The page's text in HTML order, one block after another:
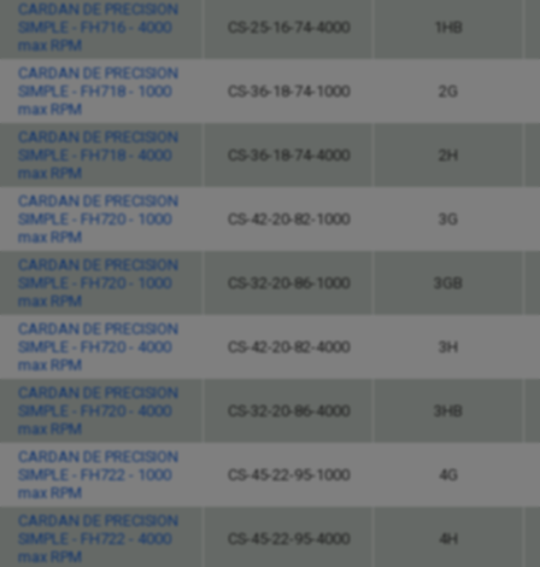
CARDAN DE PRECISION
SIMPLE - FH716 - 4000
max RPM
CS-25-16-74-4000 1HB
CARDAN DE PRECISION
SIMPLE - FH718 - 1000
max RPM
CS-36-18-74-1000 2G
CARDAN DE PRECISION
SIMPLE - FH718 - 4000
max RPM
CS-36-18-74-4000 2H
CARDAN DE PRECISION
SIMPLE - FH720 - 1000
max RPM
CS-42-20-82-1000 3G
CARDAN DE PRECISION
SIMPLE - FH720 - 1000
max RPM
CS-32-20-86-1000 3GB
CARDAN DE PRECISION
SIMPLE - FH720 - 4000
max RPM
CS-42-20-82-4000 3H
CARDAN DE PRECISION
SIMPLE - FH720 - 4000
max RPM
CS-32-20-86-4000 3HB
CARDAN DE PRECISION
SIMPLE - FH722 - 1000
max RPM
CS-45-22-95-1000 4G
CARDAN DE PRECISION
SIMPLE - FH722 - 4000
max RPM
CS-45-22-95-4000 4H